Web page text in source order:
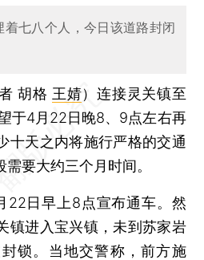
七八个人，今日该道路封闭
胡格 王婧）连接灵关镇至
于4月22日晚8、9点左右再
十天之内将施行严格的交通
要大约三个月时间。
日早上8点宣布通车。然
镇进入宝兴镇，未到苏家岩
锁。当地交警称，前方施